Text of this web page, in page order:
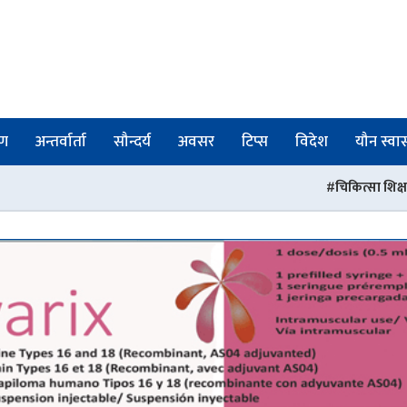
अन्तर्वार्ता सौन्दर्य अवसर टिप्स विदेश यौन
चिकित्सा शिक्षा स्नातक तह